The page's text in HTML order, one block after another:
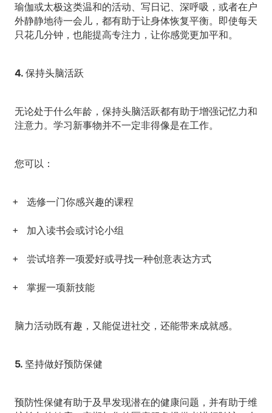
瑜伽或太极这类温和的活动、写日记、深呼吸，或者在户
外静静地待一会儿，都有助于让身体恢复平衡。即使每天
只花几分钟，也能提高专注力，让你感觉更加平和。
4. 保持头脑活跃
无论处于什么年龄，保持头脑活跃都有助于增强记忆力和
注意力。学习新事物并不一定非得像是在工作。
您可以：
选修一门你感兴趣的课程
加入读书会或讨论小组
尝试培养一项爱好或寻找一种创意表达方式
掌握一项新技能
脑力活动既有趣，又能促进社交，还能带来成就感。
5. 坚持做好预防保健
预防性保健有助于及早发现潜在的健康问题，并有助于维